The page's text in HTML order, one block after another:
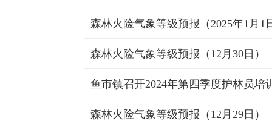
森林火险气象等级预报（2025年1月1
森林火险气象等级预报（12月30日）
森林火险气象等级预报（12月29日）